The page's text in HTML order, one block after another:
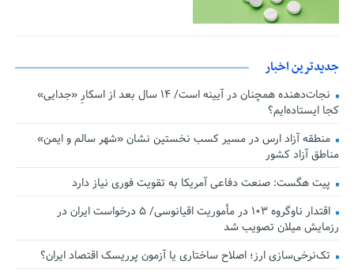
جدیدترین اخبار
نجات‌دهنده‌ همچنان در آیینه است/ ۱۴ سال بعد از اسکارِ «جدایی»
کجا ایستاده‌ایم؟
منطقه آزاد ارس در مسیر کسب نخستین نشان «شهر سالم و ایمن»
مناطق آزاد کشور
پیت هگست: صنعت دفاعی آمریکا به تقویت فوری نیاز دارد
اقتدار ناوگروه ۱۰۳ در مأموریت‌ اقیانوسی/ ۵ درخواست ایران در
رزمایش میلان تصویب شد
تک‌نرخی‌سازی ارز؛ اصلاح ساختاری یا آزمون پرریسک اقتصاد ایران؟